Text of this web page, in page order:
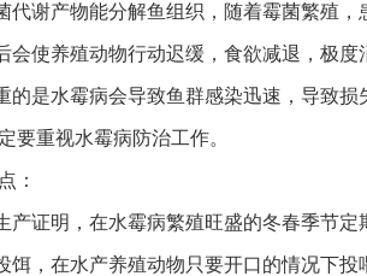
代谢产物能分解鱼组织，随着霉菌繁殖
会使养殖动物行动迟缓，食欲减退，极度
的是水霉病会导致鱼群感染迅速，导致
要重视水霉病防治工作。
：
产证明，在水霉病繁殖旺盛的冬春季节
饵，在水产养殖动物只要开口的情况下